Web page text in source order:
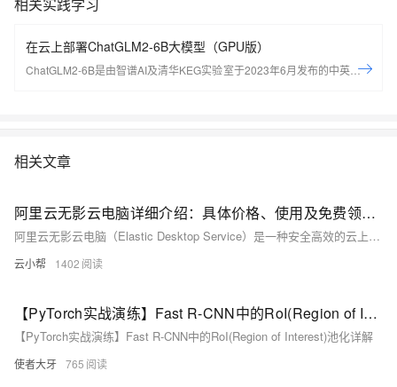
在云上部署ChatGLM2-6B大模型（GPU版）
ChatGLM2-6B是由智谱AI及清华KEG实验室于2023年6月发布的中英双语
相关文章
阿里云无影云电脑详细介绍：具体价格、使用及免费领取三个月申请流程
阿里云无影云电脑（Elastic Desktop Service）是一种安全高效的云上桌面服务，支持快速部署与弹性扩容，适用于办公、教育、设计等场景。产品分企业版和个人版：企业版适合组织使用，支持多配置及GPU图形处理，4核8G低至199元/年；个人版涵盖黄金到黑金多档，满足游戏、AI开发等需求，黄金款14元/月起。现可申请免费试用1个月。
云小帮 1402
【PyTorch实战演练】Fast R-CNN中的RoI(Region of Interest)池化详解
【PyTorch实战演练】Fast R-CNN中的RoI(Region of Interest)池化详解
使者大牙 765